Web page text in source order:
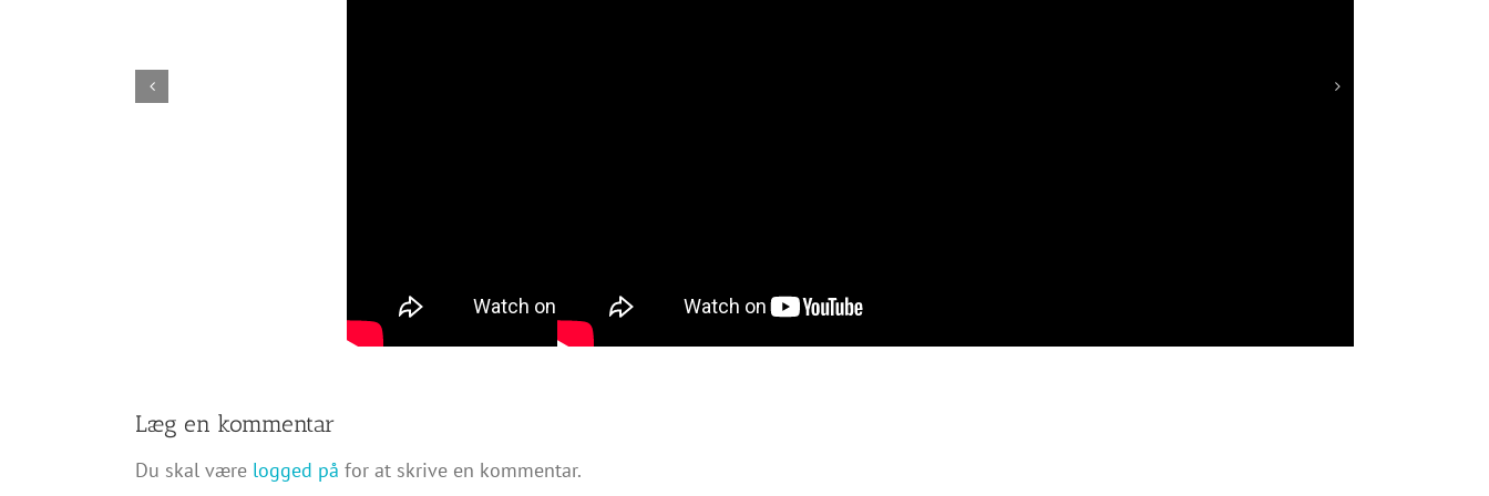
Læg en kommentar
Du skal være logged på for at skrive en kommentar.